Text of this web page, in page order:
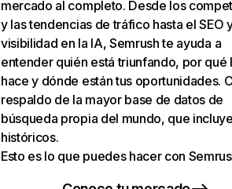
mercado al completo. Desde los
y las tendencias de tráfico hasta el SEO
visibilidad en la IA, Semrush te ayuda a
entender quién está triunfando, por qué
hace y dónde están tus oportunidades.
respaldo de la mayor base de datos de
búsqueda propia del mundo, que
históricos.
Esto es lo que puedes hacer con